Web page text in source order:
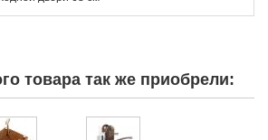
товара так же приобрели: